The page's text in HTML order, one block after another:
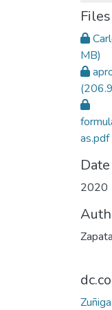
Files
MB)
as.pdf
Date
2020